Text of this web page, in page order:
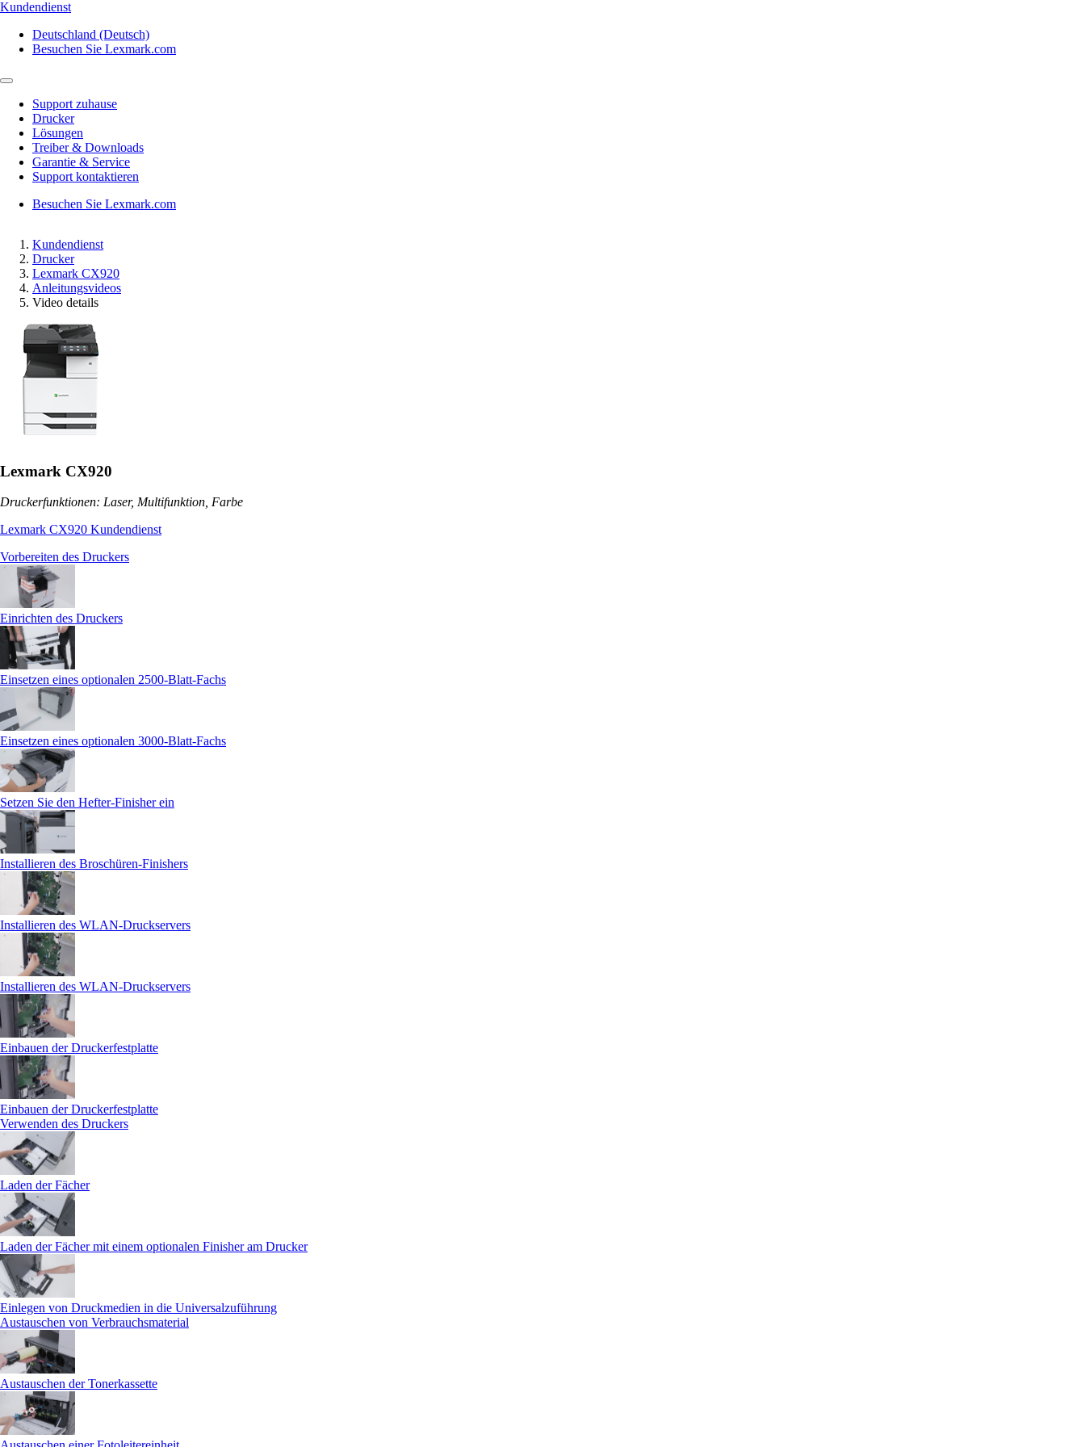
Kundendienst
Deutschland (Deutsch)
Besuchen Sie Lexmark.com
Support zuhause
Drucker
Lösungen
Treiber & Downloads
Garantie & Service
Support kontaktieren
Besuchen Sie Lexmark.com
Kundendienst
Drucker
Lexmark CX920
Anleitungsvideos
Video details
Lexmark CX920
Druckerfunktionen: Laser, Multifunktion, Farbe
Lexmark CX920 Kundendienst
Vorbereiten des Druckers
Einrichten des Druckers
Einsetzen eines optionalen 2500‑Blatt-Fachs
Einsetzen eines optionalen 3000‑Blatt-Fachs
Setzen Sie den Hefter-Finisher ein
Installieren des Broschüren-Finishers
Installieren des WLAN-Druckservers
Installieren des WLAN-Druckservers
Einbauen der Druckerfestplatte
Einbauen der Druckerfestplatte
Verwenden des Druckers
Laden der Fächer
Laden der Fächer mit einem optionalen Finisher am Drucker
Einlegen von Druckmedien in die Universalzuführung
Austauschen von Verbrauchsmaterial
Austauschen der Tonerkassette